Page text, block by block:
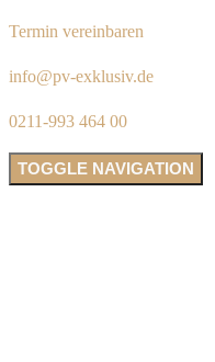
Termin vereinbaren
info@pv-exklusiv.de
0211-993 464 00
TOGGLE NAVIGATION